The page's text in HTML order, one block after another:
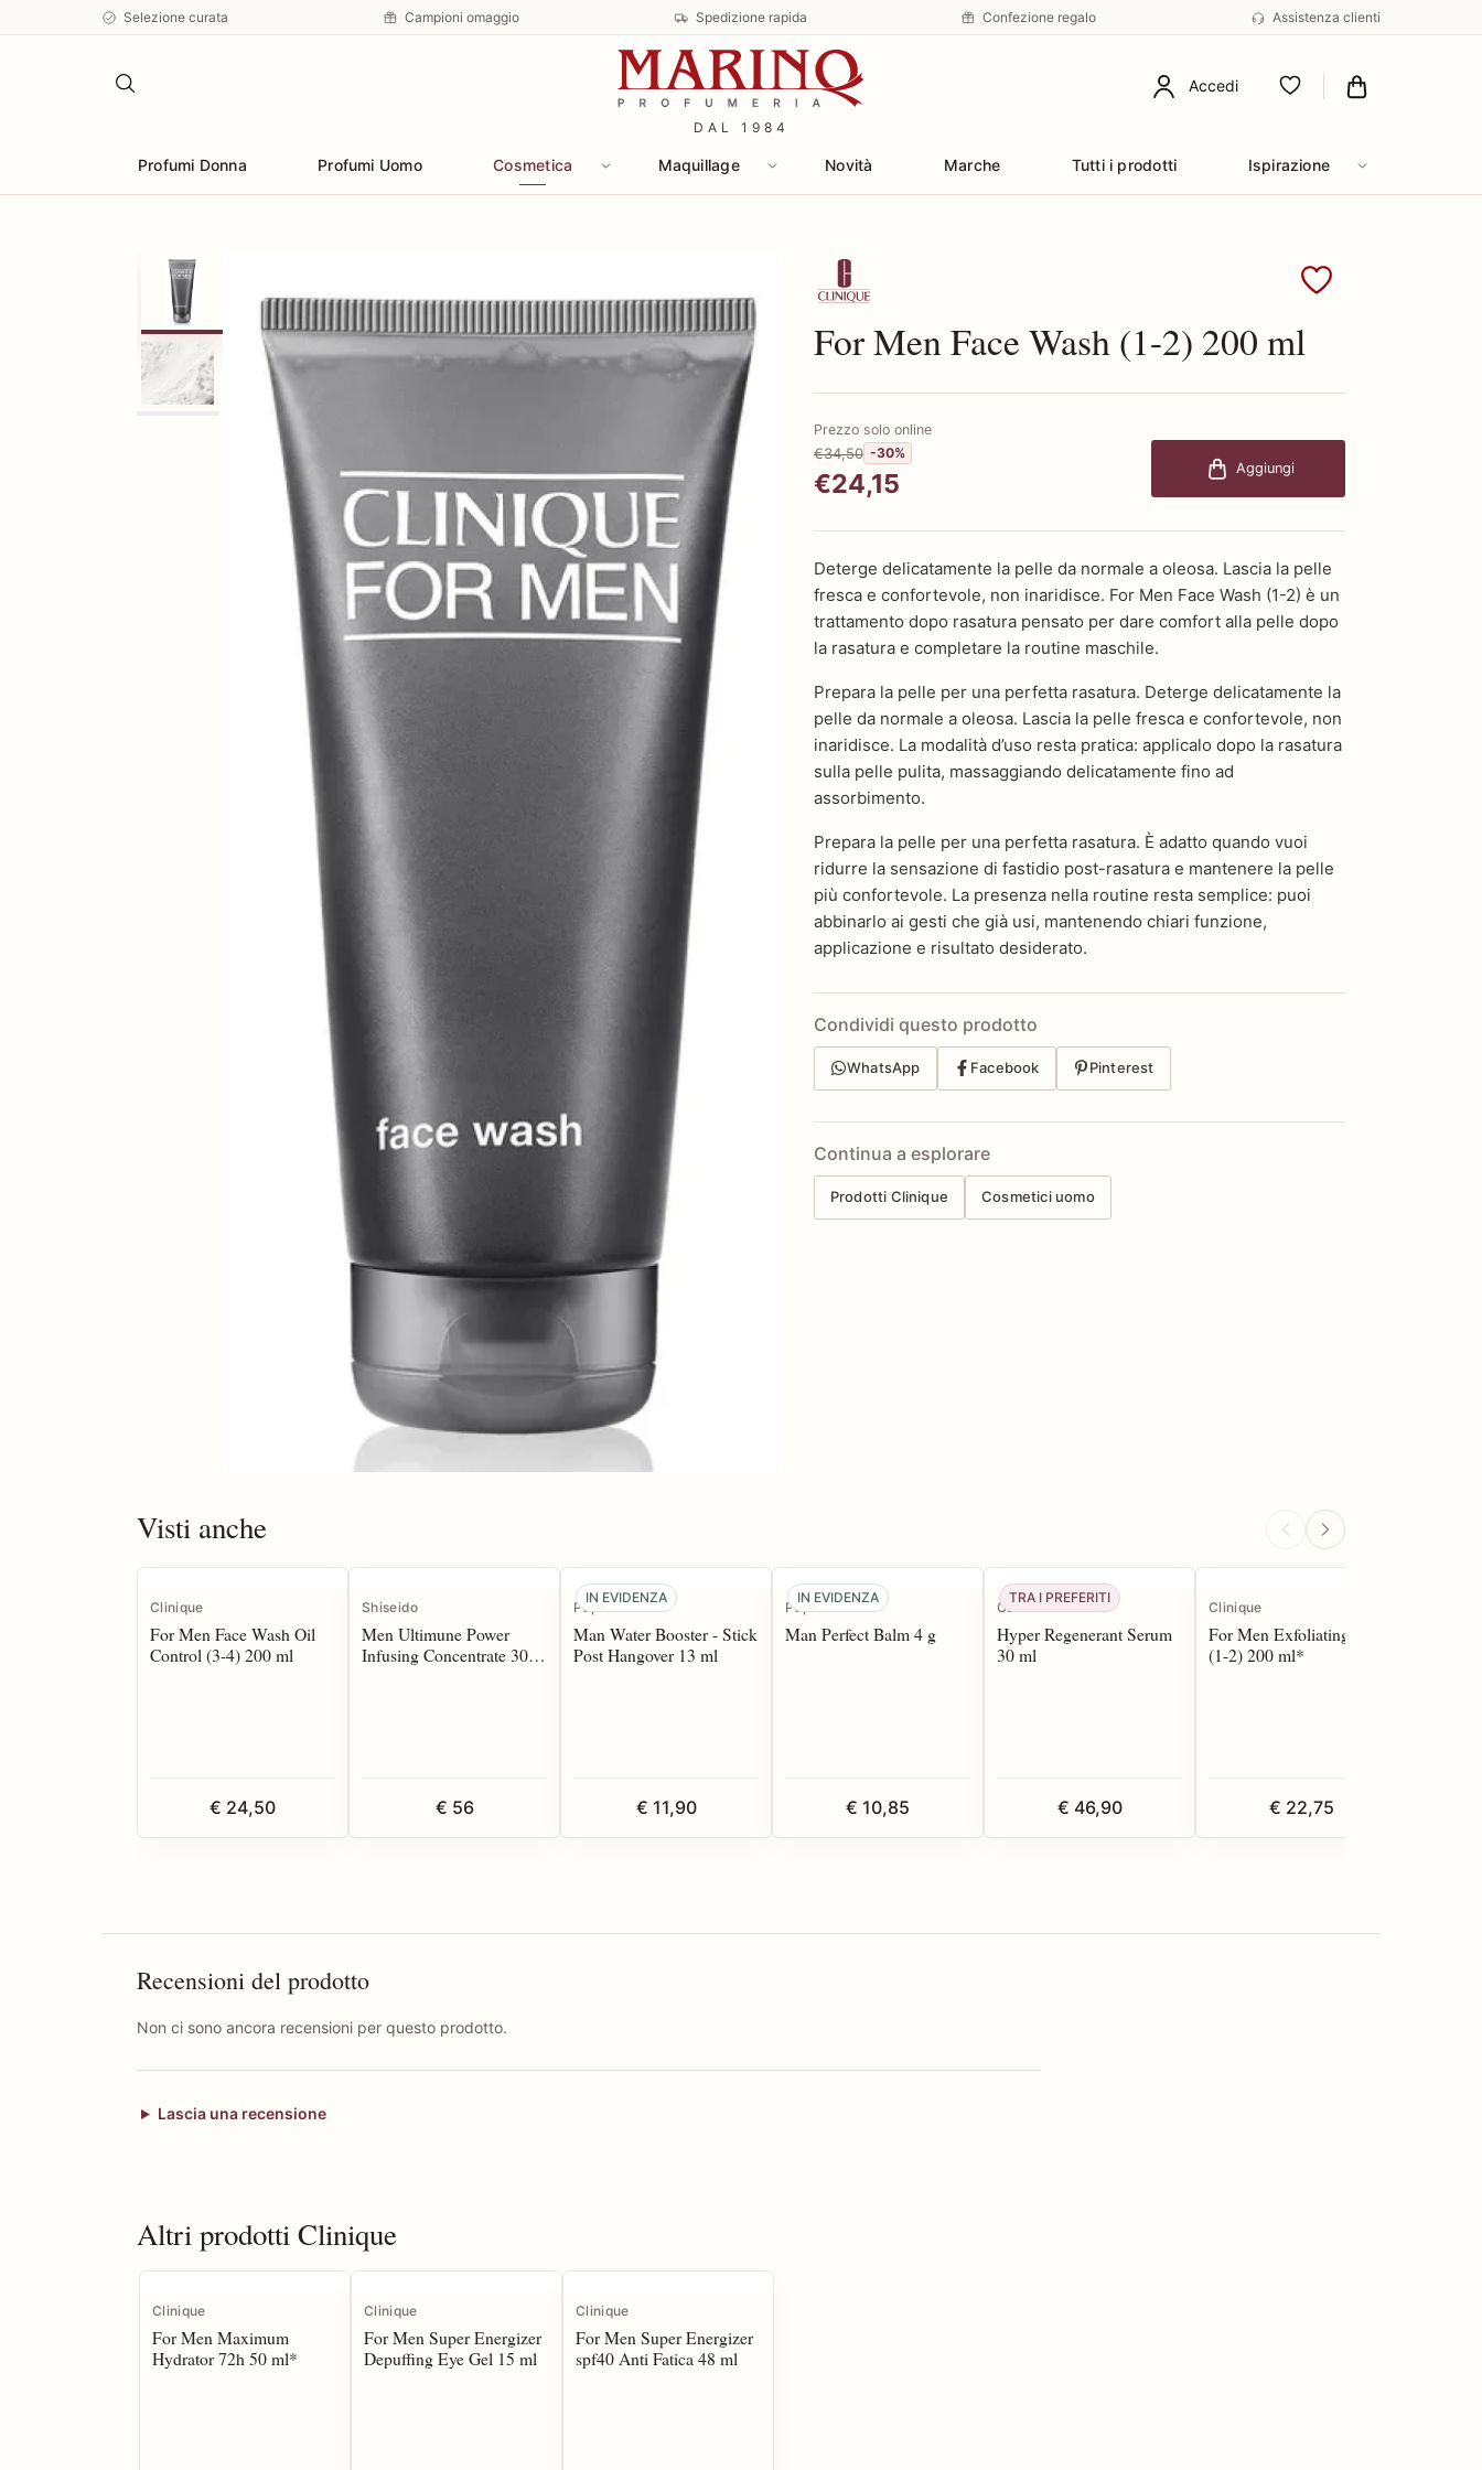
Selezione curata Campioni omaggio Spedizione rapida Confezione regalo Assistenza clienti
DAL 1984
Accedi
Preferiti
Profumi Donna Profumi Uomo Cosmetica Maquillage Novità Marche Tutti i prodotti Ispirazione
Scopri i prodotti Clinique
For Men Face Wash (1-2) 200 ml
Prezzo solo online
€34,50 -30%
€24,15 Aggiungi
Deterge delicatamente la pelle da normale a oleosa. Lascia la pelle
fresca e confortevole, non inaridisce. For Men Face Wash (1-2) è un
trattamento dopo rasatura pensato per dare comfort alla pelle dopo
la rasatura e completare la routine maschile.
Prepara la pelle per una perfetta rasatura. Deterge delicatamente la
pelle da normale a oleosa. Lascia la pelle fresca e confortevole, non
inaridisce. La modalità d’uso resta pratica: applicalo dopo la rasatura
sulla pelle pulita, massaggiando delicatamente fino ad
assorbimento.
Prepara la pelle per una perfetta rasatura. È adatto quando vuoi
ridurre la sensazione di fastidio post-rasatura e mantenere la pelle
più confortevole. La presenza nella routine resta semplice: puoi
abbinarlo ai gesti che già usi, mantenendo chiari funzione,
applicazione e risultato desiderato.
Condividi questo prodotto
WhatsApp Facebook Pinterest
Continua a esplorare
Prodotti Clinique Cosmetici uomo
Visti anche
Clinique
For Men Face Wash Oil
Control (3-4) 200 ml
€ 24,50
Shiseido
Men Ultimune Power
Infusing Concentrate 30
€ 56
IN EVIDENZA
Pupa
Man Water Booster - Stick
Post Hangover 13 ml
€ 11,90
IN EVIDENZA
Pupa
Man Perfect Balm 4 g
€ 10,85
TRA I PREFERITI
CBN
Hyper Regenerant Serum
30 ml
€ 46,90
Clinique
For Men Exfoliating Tonic
(1-2) 200 ml*
€ 22,75
Recensioni del prodotto
Non ci sono ancora recensioni per questo prodotto.
Lascia una recensione
Altri prodotti Clinique
Clinique
For Men Maximum
Hydrator 72h 50 ml*
Clinique
For Men Super Energizer
Depuffing Eye Gel 15 ml
Clinique
For Men Super Energizer
spf40 Anti Fatica 48 ml